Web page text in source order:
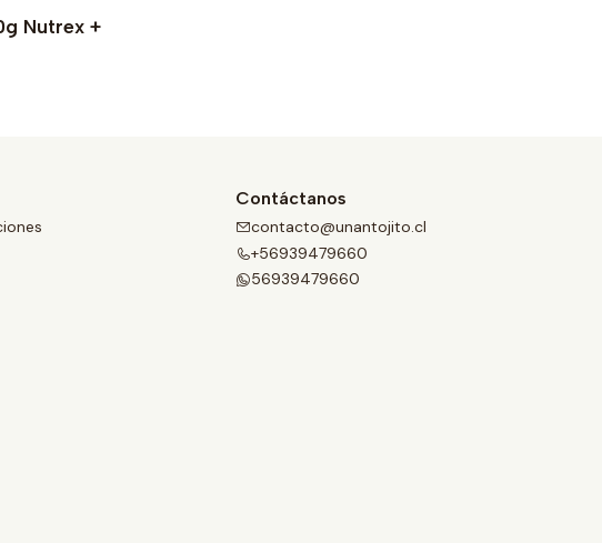
Nutrex +
Contáctanos
contacto@unantojito.cl
+56939479660
56939479660